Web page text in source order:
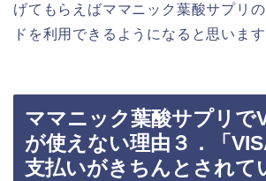
げてもらえばママニック葉酸サプリ
ドを利用できるようになると思います
ママニック葉酸サプリで
が使えない理由３．「
支払いがきちんとされて